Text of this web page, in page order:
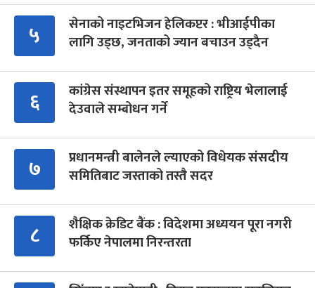
५
सेनाको नाइटभिजन हेलिकप्टर : भीआईपीका
लागि उड्छ, जनताको ज्यान बचाउन उड्दैन
६
कांग्रेस संस्थापन इतर समूहको राष्ट्रिय भेलालाई
देउवाले सम्बोधन गर्ने
७
प्रधानमन्त्री बालेनले ल्याएको विधेयक संसदीय
समितिबाट जस्ताको तस्तै सदर
८
शैक्षिक क्रेडिट बैंक : विदेशमा अध्ययन पूरा नगरी
फर्किए नेपालमा निरन्तरता